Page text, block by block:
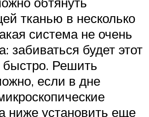
тканью в несколько
система не очень
забиваться будет этот
быстро. Решить
если в дне
ниже установить еще